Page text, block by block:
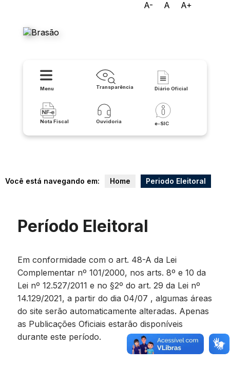
A- A A+
Menu Transparência Diário Oficial
Nota Fiscal Ouvidoria e-SIC
Você está navegando em: Home Periodo Eleitoral
Período Eleitoral
Em conformidade com o art. 48-A da Lei
Complementar nº 101/2000, nos arts. 8º e 10 da
Lei nº 12.527/2011 e no §2º do art. 29 da Lei nº
14.129/2021, a partir do dia 04/07 , algumas áreas
do site serão automaticamente alteradas. Apenas
as Publicações Oficiais estarão disponíveis
durante este período.